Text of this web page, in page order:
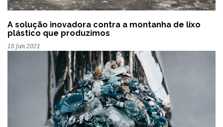
A solução inovadora contra a montanha de lixo
plástico que produzimos
18 jun 2021